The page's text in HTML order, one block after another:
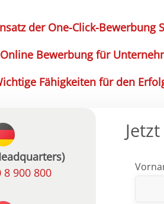
der One-Click-Bewerbung
Bewerbung für
Fähigkeiten für den
8 900 800
Jetzt